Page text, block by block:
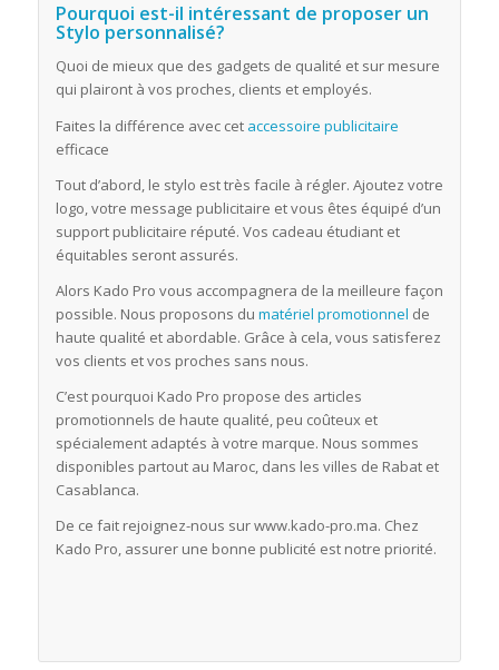
Pourquoi est-il intéressant de proposer un
Stylo personnalisé?
Quoi de mieux que des gadgets de qualité et sur mesure
qui plairont à vos proches, clients et employés.
Faites la différence avec cet accessoire publicitaire
efficace
Tout d’abord, le stylo est très facile à régler. Ajoutez votre
logo, votre message publicitaire et vous êtes équipé d’un
support publicitaire réputé. Vos cadeau étudiant et
équitables seront assurés.
Alors Kado Pro vous accompagnera de la meilleure façon
possible. Nous proposons du matériel promotionnel de
haute qualité et abordable. Grâce à cela, vous satisferez
vos clients et vos proches sans nous.
C’est pourquoi Kado Pro propose des articles
promotionnels de haute qualité, peu coûteux et
spécialement adaptés à votre marque. Nous sommes
disponibles partout au Maroc, dans les villes de Rabat et
Casablanca.
De ce fait rejoignez-nous sur www.kado-pro.ma. Chez
Kado Pro, assurer une bonne publicité est notre priorité.